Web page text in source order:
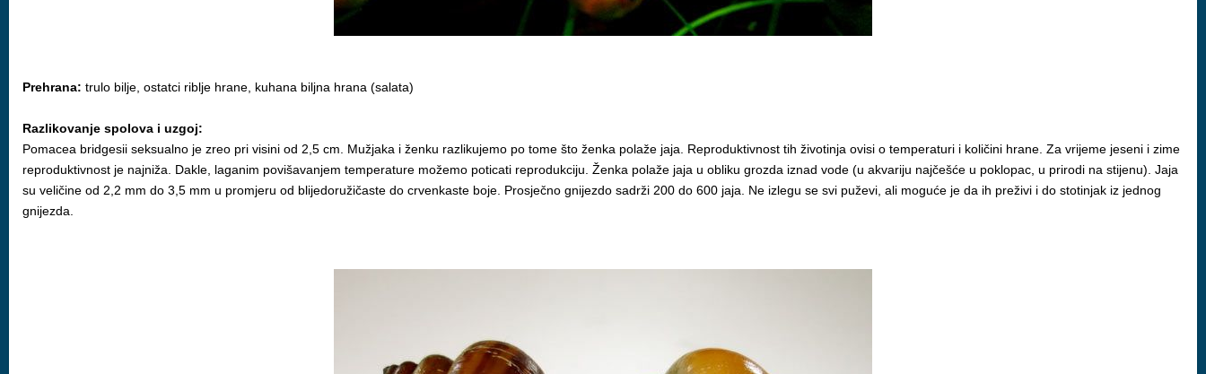
Prehrana: trulo bilje, ostatci riblje hrane, kuhana biljna hrana (salata)
Razlikovanje spolova i uzgoj:
Pomacea bridgesii seksualno je zreo pri visini od 2,5 cm. Mužjaka i ženku razlikujemo po tome što ženka polaže jaja. Reproduktivnost tih životinja ovisi o temperaturi i količini hrane. Za vrijeme jeseni i zime
reproduktivnost je najniža. Dakle, laganim povišavanjem temperature možemo poticati reprodukciju. Ženka polaže jaja u obliku grozda iznad vode (u akvariju najčešće u poklopac, u prirodi na stijenu). Jaja
su veličine od 2,2 mm do 3,5 mm u promjeru od blijedoružičaste do crvenkaste boje. Prosječno gnijezdo sadrži 200 do 600 jaja. Ne izlegu se svi puževi, ali moguće je da ih preživi i do stotinjak iz jednog
gnijezda.